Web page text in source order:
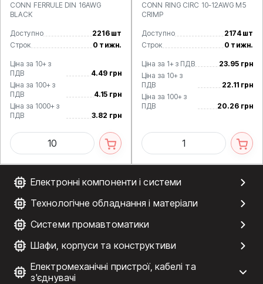
Електронні компоненти і системи
Технологічне обладнання і матеріали
Системи промавтоматики
Шафи, корпуси та конструктиви
Електромеханічні пристрої, кабелі та
з'єднувачі
CONN FERRULE DIN 16AWG
BLACK
Доступно
2216 шт
Строк
0 тижн.
Ціна за 10+ з
ПДВ
4.49 грн
Ціна за 100+ з
ПДВ
4.15 грн
Ціна за 1000+ з
ПДВ
3.82 грн
CONN RING CIRC 10-12AWG M5
CRIMP
Доступно
2174 шт
Строк
0 тижн.
Ціна за 1+ з ПДВ
23.95 грн
Ціна за 10+ з
ПДВ
22.11 грн
Ціна за 100+ з
ПДВ
20.26 грн